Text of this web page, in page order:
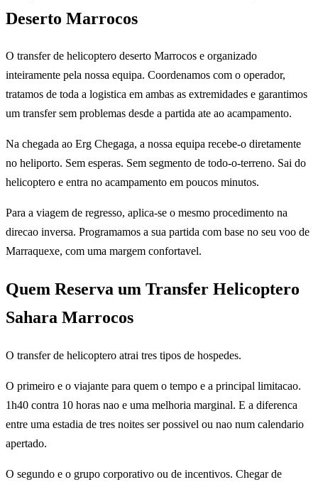
Deserto Marrocos
O transfer de helicoptero deserto Marrocos e organizado
inteiramente pela nossa equipa. Coordenamos com o operador,
tratamos de toda a logistica em ambas as extremidades e garantimos
um transfer sem problemas desde a partida ate ao acampamento.
Na chegada ao Erg Chegaga, a nossa equipa recebe-o diretamente
no heliporto. Sem esperas. Sem segmento de todo-o-terreno. Sai do
helicoptero e entra no acampamento em poucos minutos.
Para a viagem de regresso, aplica-se o mesmo procedimento na
direcao inversa. Programamos a sua partida com base no seu voo de
Marraquexe, com uma margem confortavel.
Quem Reserva um Transfer Helicoptero
Sahara Marrocos
O transfer de helicoptero atrai tres tipos de hospedes.
O primeiro e o viajante para quem o tempo e a principal limitacao.
1h40 contra 10 horas nao e uma melhoria marginal. E a diferenca
entre uma estadia de tres noites ser possivel ou nao num calendario
apertado.
O segundo e o grupo corporativo ou de incentivos. Chegar de